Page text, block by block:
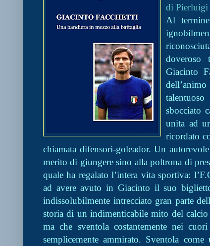
di Pierluigi
Al
doveroso
Giacinto
sbocciato
unita ad
ricordato
chiamata difensori-goleador. Un
merito di giungere sino alla poltrona di
quale ha regalato l’intera vita sportiva:
ad avere avuto in Giacinto il suo
indissolubilmente intrecciato gran parte
storia di un indimenticabile mito del
ma che sventola costantemente nei
semplicemente ammirato. Sventola